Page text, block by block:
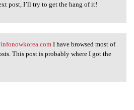
post, I’ll try to get the hang of it!
I
I have browsed most of
This post is probably where I got the